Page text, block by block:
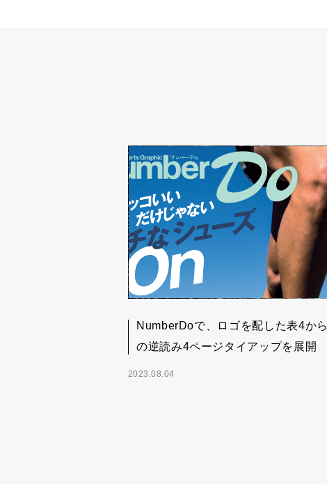
NumberDoで、ロゴを配した表4から
の逆読み4ページタイアップを展開
2023.08.04